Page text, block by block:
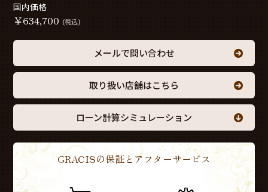
国内価格
￥634,700 (税込)
メールで問い合わせ
取り扱い店舗はこちら
ローン計算シミュレーション
GRACISの保証とアフターサービス